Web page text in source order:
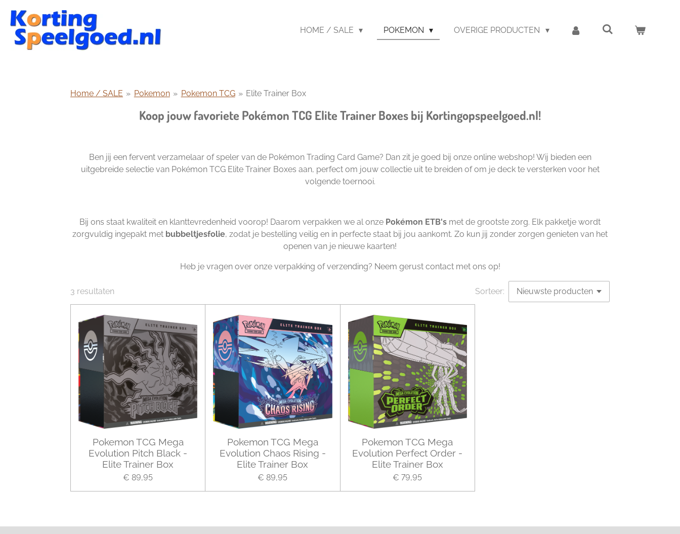
Ga
direct
naar
HOME / SALE POKEMON OVERIGE PRODUCTEN
Home / SALE » Pokemon » Pokemon TCG » Elite Trainer Box
Koop jouw favoriete Pokémon TCG Elite Trainer Boxes bij Kortingopspeelgoed.nl!
Ben jij een fervent verzamelaar of speler van de Pokémon Trading Card Game? Dan zit je goed bij onze online webshop! Wij bieden een
uitgebreide selectie van Pokémon TCG Elite Trainer Boxes aan, perfect om jouw collectie uit te breiden of om je deck te versterken voor het
volgende toernooi.
Bij ons staat kwaliteit en klanttevredenheid voorop! Daarom verpakken we al onze Pokémon ETB's met de grootste zorg. Elk pakketje wordt
zorgvuldig ingepakt met bubbeltjesfolie, zodat je bestelling veilig en in perfecte staat bij jou aankomt. Zo kun jij zonder zorgen genieten van het
openen van je nieuwe kaarten!
Heb je vragen over onze verpakking of verzending? Neem gerust contact met ons op!
3 resultaten Sorteer:
Pokemon TCG Mega
Evolution Pitch Black -
Elite Trainer Box
€ 89,95
Pokemon TCG Mega
Evolution Chaos Rising -
Elite Trainer Box
€ 89,95
Pokemon TCG Mega
Evolution Perfect Order -
Elite Trainer Box
€ 79,95